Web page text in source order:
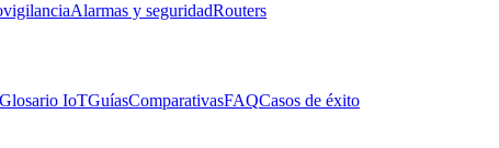
Alarmas y seguridadRouters
Glosario IoTGuíasComparativasFAQCasos de éxito